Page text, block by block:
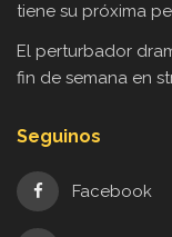
tiene su próxima
El perturbador
fin de semana en
Seguinos
Facebook